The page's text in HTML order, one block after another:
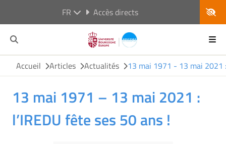
FR Accès directs
Accueil Articles Actualités 13 mai 1971 - 13 mai 2021
13 mai 1971 – 13 mai 2021 :
l’IREDU fête ses 50 ans !